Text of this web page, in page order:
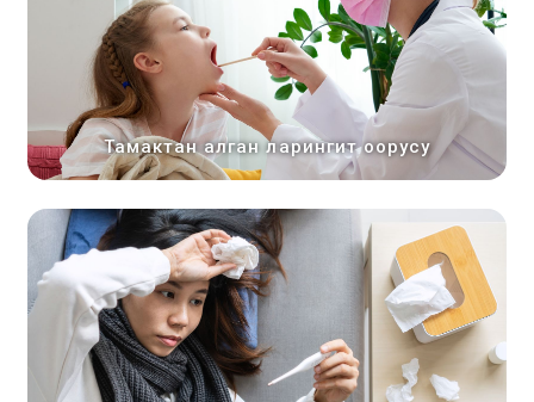
Тамактан алган ларингит оорусу